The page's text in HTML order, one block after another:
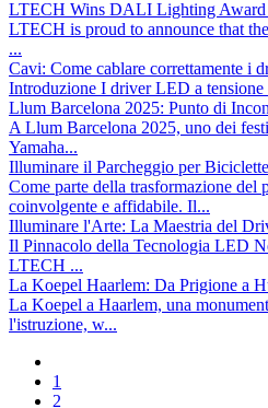
LTECH Wins DALI Lighting Award
LTECH is proud to announce that
...
Cavi: Come cablare correttamente i
Introduzione I driver LED a
Llum Barcelona 2025: Punto di
A Llum Barcelona 2025, uno dei
Yamaha...
Illuminare il Parcheggio per
Come parte della trasformazione
coinvolgente e affidabile. Il...
Illuminare l'Arte: La Maestria del
Il Pinnacolo della Tecnologia LED
LTECH ...
La Koepel Haarlem: Da Prigione a
La Koepel a Haarlem, una
l'istruzione, w...
1
2